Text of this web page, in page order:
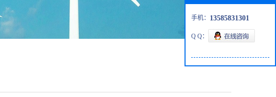
手机： 13585831301
Q Q：